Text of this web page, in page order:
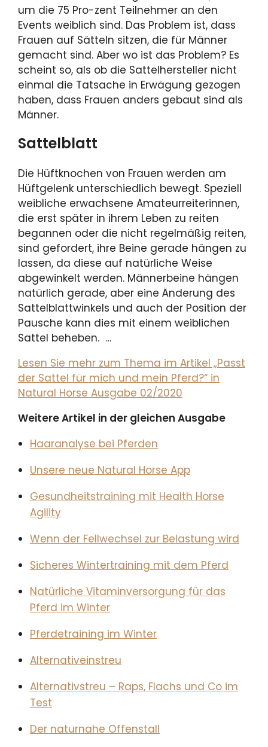
um die 75 Pro-zent Teilnehmer an den
Events weiblich sind. Das Problem ist, dass
Frauen auf Sätteln sitzen, die für Männer
gemacht sind. Aber wo ist das Problem? Es
scheint so, als ob die Sattelhersteller nicht
einmal die Tatsache in Erwägung gezogen
haben, dass Frauen anders gebaut sind als
Männer.
Sattelblatt
Die Hüftknochen von Frauen werden am
Hüftgelenk unterschiedlich bewegt. Speziell
weibliche erwachsene Amateurreiterinnen,
die erst später in ihrem Leben zu reiten
begannen oder die nicht regelmäßig reiten,
sind gefordert, ihre Beine gerade hängen zu
lassen, da diese auf natürliche Weise
abgewinkelt werden. Männerbeine hängen
natürlich gerade, aber eine Änderung des
Sattelblattwinkels und auch der Position der
Pausche kann dies mit einem weiblichen
Sattel beheben. …
Lesen Sie mehr zum Thema im Artikel „Passt
der Sattel für mich und mein Pferd?“ in
Natural Horse Ausgabe 02/2020
Weitere Artikel in der gleichen Ausgabe
Haaranalyse bei Pferden
Unsere neue Natural Horse App
Gesundheitstraining mit Health Horse
Agility
Wenn der Fellwechsel zur Belastung wird
Sicheres Wintertraining mit dem Pferd
Natürliche Vitaminversorgung für das
Pferd im Winter
Pferdetraining im Winter
Alternativeinstreu
Alternativstreu – Raps, Flachs und Co im
Test
Der naturnahe Offenstall